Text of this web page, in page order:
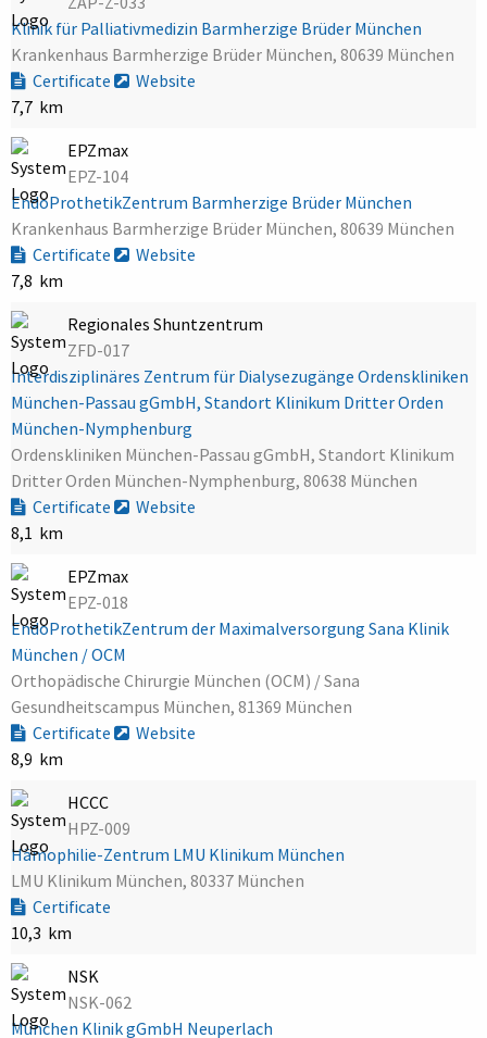
Klinik für Palliativmedizin Barmherzige Brüder München
Krankenhaus Barmherzige Brüder München, 80639 München
Certificate
Website
7,7 km
EPZmax
EPZ-104
EndoProthetikZentrum Barmherzige Brüder München
Krankenhaus Barmherzige Brüder München, 80639 München
Certificate
Website
7,8 km
Regionales Shuntzentrum
ZFD-017
Interdisziplinäres Zentrum für Dialysezugänge Ordenskliniken
München-Passau gGmbH, Standort Klinikum Dritter Orden
München-Nymphenburg
Ordenskliniken München-Passau gGmbH, Standort Klinikum
Dritter Orden München-Nymphenburg, 80638 München
Certificate
Website
8,1 km
EPZmax
EPZ-018
EndoProthetikZentrum der Maximalversorgung Sana Klinik
München / OCM
Orthopädische Chirurgie München (OCM) / Sana
Gesundheitscampus München, 81369 München
Certificate
Website
8,9 km
HCCC
HPZ-009
Hämophilie-Zentrum LMU Klinikum München
LMU Klinikum München, 80337 München
Certificate
10,3 km
NSK
NSK-062
München Klinik gGmbH Neuperlach